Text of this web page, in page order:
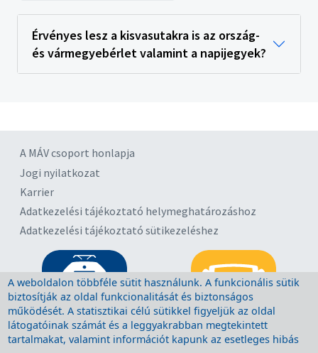
Érvényes lesz a kisvasutakra is az ország-
és vármegyebérlet valamint a napijegyek?
A MÁV csoport honlapja
Jogi nyilatkozat
Karrier
Adatkezelési tájékoztató helymeghatározáshoz
Adatkezelési tájékoztató sütikezeléshez
A weboldalon többféle sütit használunk. A funkcionális sütik
biztosítják az oldal funkcionalitását és biztonságos
működését. A statisztikai célú sütikkel figyeljük az oldal
látogatóinak számát és a leggyakrabban megtekintett
tartalmakat, valamint információt kapunk az esetleges hibás